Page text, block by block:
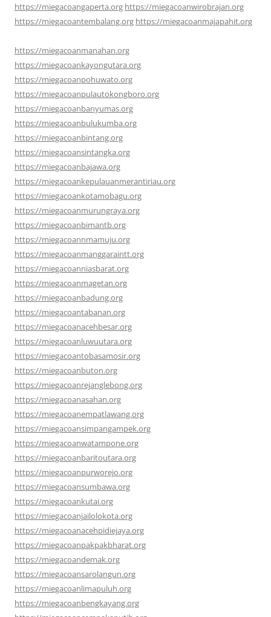
https://miegacoangaperta.org https://miegacoanwirobrajan.org
https://miegacoantembalang.org https://miegacoanmajapahit.org
https://miegacoanmanahan.org
https://miegacoankayongutara.org
https://miegacoanpohuwato.org
https://miegacoanpulautokongboro.org
https://miegacoanbanyumas.org
https://miegacoanbulukumba.org
https://miegacoanbintang.org
https://miegacoansintangka.org
https://miegacoanbajawa.org
https://miegacoankepulauanmerantiriau.org
https://miegacoankotamobagu.org
https://miegacoanmurungraya.org
https://miegacoanbimantb.org
https://miegacoannmamuju.org
https://miegacoanmanggaraintt.org
https://miegacoanniasbarat.org
https://miegacoanmagetan.org
https://miegacoanbadung.org
https://miegacoantabanan.org
https://miegacoanacehbesar.org
https://miegacoanluwuutara.org
https://miegacoantobasamosir.org
https://miegacoanbuton.org
https://miegacoanrejanglebong.org
https://miegacoanasahan.org
https://miegacoanempatlawang.org
https://miegacoansimpangampek.org
https://miegacoanwatampone.org
https://miegacoanbaritoutara.org
https://miegacoanpurworejo.org
https://miegacoansumbawa.org
https://miegacoankutai.org
https://miegacoanjailolokota.org
https://miegacoanacehpidiejaya.org
https://miegacoanpakpakbharat.org
https://miegacoandemak.org
https://miegacoansarolangun.org
https://miegacoanlimapuluh.org
https://miegacoanbengkayang.org